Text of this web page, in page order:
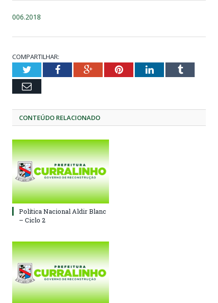
006.2018
COMPARTILHAR:
TwitterFacebookGoogle+PinterestLinkedInTumblr
Email
CONTEÚDO RELACIONADO
Política Nacional Aldir Blanc
– Ciclo 2